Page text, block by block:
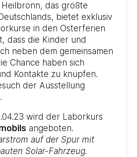
das größte
bietet exklusiv
in den Osterferien
dass die Kinder und
neben dem gemeinsamen
Chance haben sich
Kontakte zu knüpfen.
der Ausstellung
wird der Laborkurs
angeboten.
auf der Spur mit
Solar-Fahrzeug.